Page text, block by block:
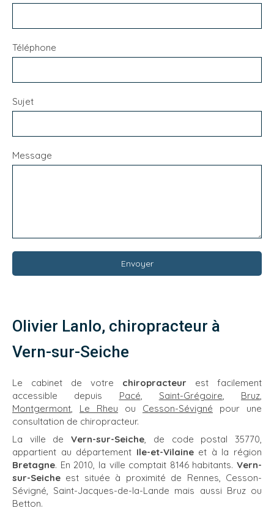
Téléphone
Sujet
Message
Envoyer
Olivier Lanlo, chiropracteur à
Vern-sur-Seiche
Le cabinet de votre chiropracteur est facilement
accessible depuis Pacé, Saint-Grégoire, Bruz,
Montgermont, Le Rheu ou Cesson-Sévigné pour une
consultation de chiropracteur.
La ville deVern-sur-Seiche, de code postal 35770,
appartient au département Ile-et-Vilaineet à la région
Bretagne. En 2010, la ville comptait 8146 habitants. Vern-
sur-Seiche est située à proximité de Rennes, Cesson-
Sévigné, Saint-Jacques-de-la-Lande mais aussi Bruz ou
Betton.